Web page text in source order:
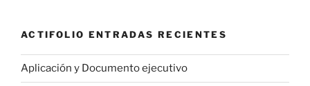
ACTIFOLIO ENTRADAS RECIENTES
Aplicación y Documento ejecutivo